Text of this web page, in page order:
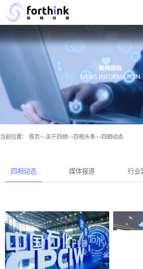
当前位置： 首页>>关于四相>>四相头条>>四相动态
四相动态 媒体报道 行业